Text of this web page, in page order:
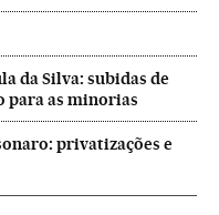
da Silva: subidas de
para as minorias
privatizações e